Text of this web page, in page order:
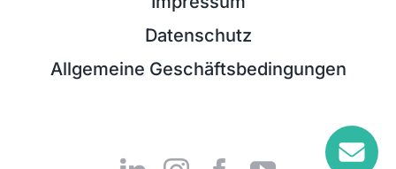
Datenschutz
Allgemeine Geschäftsbedingungen